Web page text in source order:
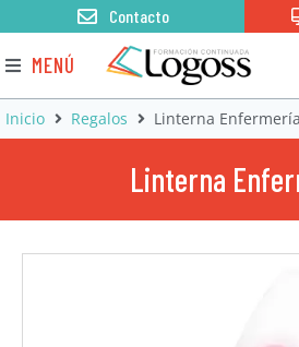
MENÚ
Contacto
Inicio Regalos Linterna Enfermería
Linterna